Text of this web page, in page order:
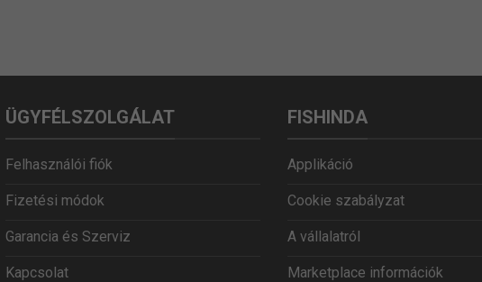
ÜGYFÉLSZOLGÁLAT
Felhasználói fiók
Fizetési módok
Garancia és Szerviz
Kapcsolat
FISHINDA
Applikáció
Cookie szabályzat
A vállalatról
Marketplace információk